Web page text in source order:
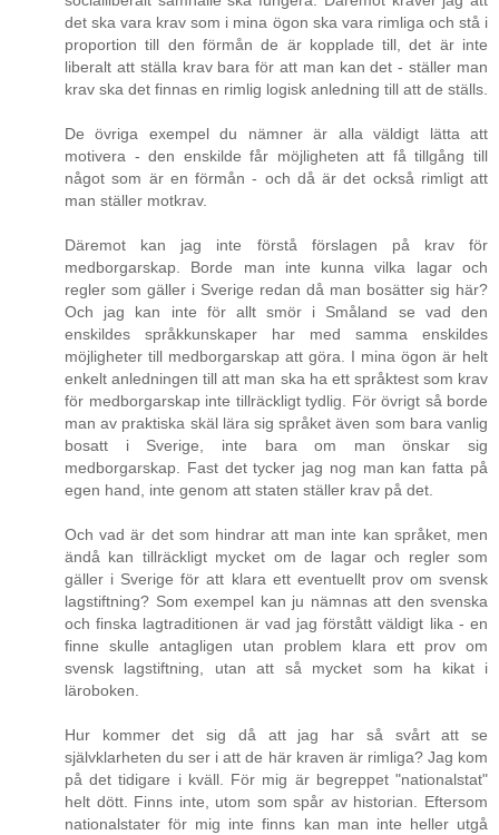
det ska vara krav som i mina ögon ska vara rimliga och stå i
proportion till den förmån de är kopplade till, det är inte
liberalt att ställa krav bara för att man kan det - ställer man
krav ska det finnas en rimlig logisk anledning till att de ställs.
De övriga exempel du nämner är alla väldigt lätta att
motivera - den enskilde får möjligheten att få tillgång till
något som är en förmån - och då är det också rimligt att
man ställer motkrav.
Däremot kan jag inte förstå förslagen på krav för
medborgarskap. Borde man inte kunna vilka lagar och
regler som gäller i Sverige redan då man bosätter sig här?
Och jag kan inte för allt smör i Småland se vad den
enskildes språkkunskaper har med samma enskildes
möjligheter till medborgarskap att göra. I mina ögon är helt
enkelt anledningen till att man ska ha ett språktest som krav
för medborgarskap inte tillräckligt tydlig. För övrigt så borde
man av praktiska skäl lära sig språket även som bara vanlig
bosatt i Sverige, inte bara om man önskar sig
medborgarskap. Fast det tycker jag nog man kan fatta på
egen hand, inte genom att staten ställer krav på det.
Och vad är det som hindrar att man inte kan språket, men
ändå kan tillräckligt mycket om de lagar och regler som
gäller i Sverige för att klara ett eventuellt prov om svensk
lagstiftning? Som exempel kan ju nämnas att den svenska
och finska lagtraditionen är vad jag förstått väldigt lika - en
finne skulle antagligen utan problem klara ett prov om
svensk lagstiftning, utan att så mycket som ha kikat i
läroboken.
Hur kommer det sig då att jag har så svårt att se
självklarheten du ser i att de här kraven är rimliga? Jag kom
på det tidigare i kväll. För mig är begreppet "nationalstat"
helt dött. Finns inte, utom som spår av historian. Eftersom
nationalstater för mig inte finns kan man inte heller utgå